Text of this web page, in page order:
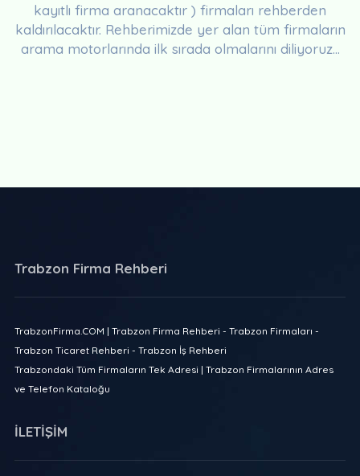
kayıtlı firma aranacaktır ) firmaları rehberden
kaldırılacaktır. Rehberimizde yer alan tüm firmaların
arama motorlarında ilk sırada olmalarını diliyoruz...
Trabzon Firma Rehberi
TrabzonFirma.COM | Trabzon Firma Rehberi - Trabzon Firmaları -
Trabzon Ticaret Rehberi - Trabzon İş Rehberi
Trabzondaki Tüm Firmaların Tek Adresi | Trabzon Firmalarının Adres
ve Telefon Kataloğu
İLETİŞİM